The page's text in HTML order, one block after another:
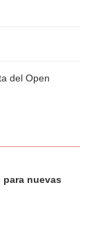
del Open
nuevas